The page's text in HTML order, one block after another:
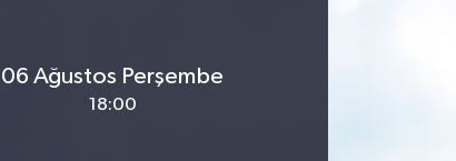
06 Ağustos Perşembe
18:00